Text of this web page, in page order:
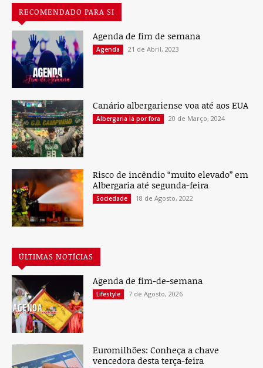
RECOMENDADO PARA SI
Agenda de fim de semana
Agenda 21 de Abril, 2023
Canário albergariense voa até aos EUA
Albergaria lá por fora 20 de Março, 2024
Risco de incêndio “muito elevado” em
Albergaria até segunda-feira
Sociedade 18 de Agosto, 2022
ÚLTIMAS NOTÍCIAS
Agenda de fim-de-semana
Lifestyle 7 de Agosto, 2026
Euromilhões: Conheça a chave
vencedora desta terça-feira